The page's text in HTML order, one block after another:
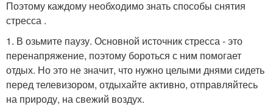
Поэтому каждому необходимо знать способы снятия
стресса .
1. В озьмите паузу. Основной источник стресса - это
перенапряжение, поэтому бороться с ним помогает
отдых. Но это не значит, что нужно целыми днями сидеть
перед телевизором, отдыхайте активно, отправляйтесь
на природу, на свежий воздух.